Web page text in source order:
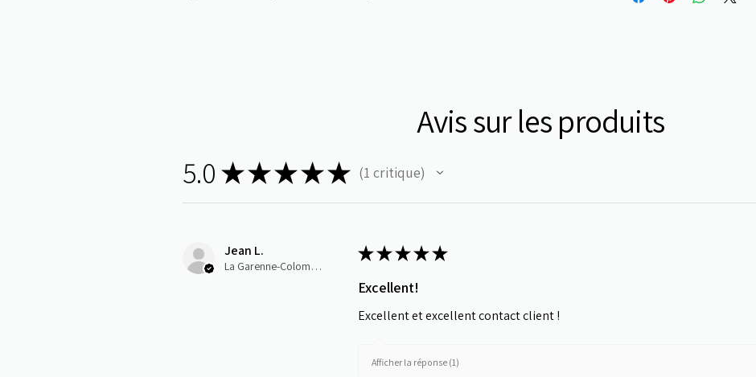
Avis sur les produits
5.0 ★★★★★ 1 critique
Jean L.
La Garenne-Colombes, J
★★★★★
Excellent!
Excellent et excellent contact client !
Afficher la réponse (1)